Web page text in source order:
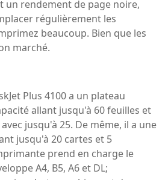
un rendement de page noire,
régulièrement les
beaucoup. Bien que les
marché.
Plus 4100 a un plateau
allant jusqu'à 60 feuilles et
jusqu'à 25. De même, il a une
jusqu'à 20 cartes et 5
prend en charge le
A4, B5, A6 et DL;